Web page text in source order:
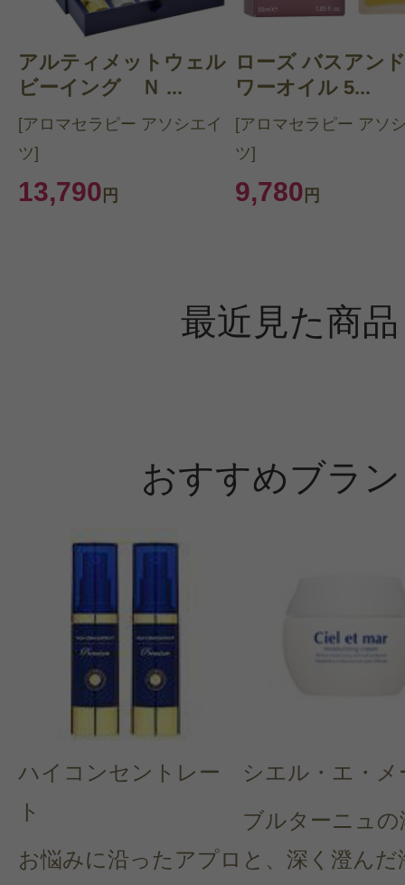
アルティメットウェル
ビーイング Ｎ ...
[アロマセラピー アソシエイ
ツ]
13,790 円
ローズ バスアン
ワーオイル 5...
[アロマセラピー アソ
ツ]
9,780 円
最近見た商品
おすすめブラ
ハイコンセントレー
ト
お悩みに沿ったアプロ
シエル・エ・メ
ブルターニュの
と、深く澄んだ